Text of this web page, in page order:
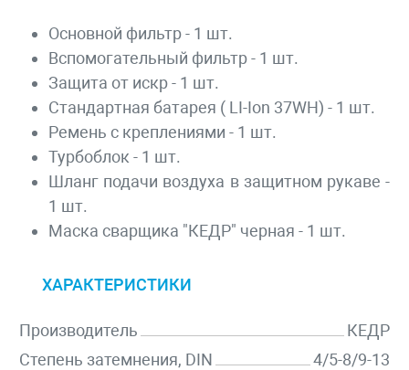
Основной фильтр - 1 шт.
Вспомогательный фильтр - 1 шт.
Защита от искр - 1 шт.
Стандартная батарея ( LI-Ion 37WH) - 1 шт.
Ремень с креплениями - 1 шт.
Турбоблок - 1 шт.
Шланг подачи воздуха в защитном рукаве -
1 шт.
Маска сварщика "КЕДР" черная - 1 шт.
ХАРАКТЕРИСТИКИ
Производитель
КЕДР
Степень затемнения, DIN
4/5-8/9-13